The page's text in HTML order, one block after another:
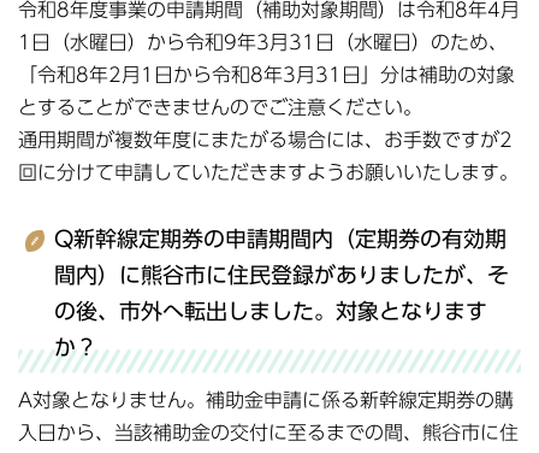
令和8年度事業の申請期間（補助対象期間）は令和8年4月
1日（水曜日）から令和9年3月31日（水曜日）のため、
「令和8年2月1日から令和8年3月31日」分は補助の対象
とすることができませんのでご注意ください。
通用期間が複数年度にまたがる場合には、お手数ですが2
回に分けて申請していただきますようお願いいたします。
Q新幹線定期券の申請期間内（定期券の有効期
間内）に熊谷市に住民登録がありましたが、そ
の後、市外へ転出しました。対象となります
か？
A対象となりません。補助金申請に係る新幹線定期券の購
入日から、当該補助金の交付に至るまでの間、熊谷市に住